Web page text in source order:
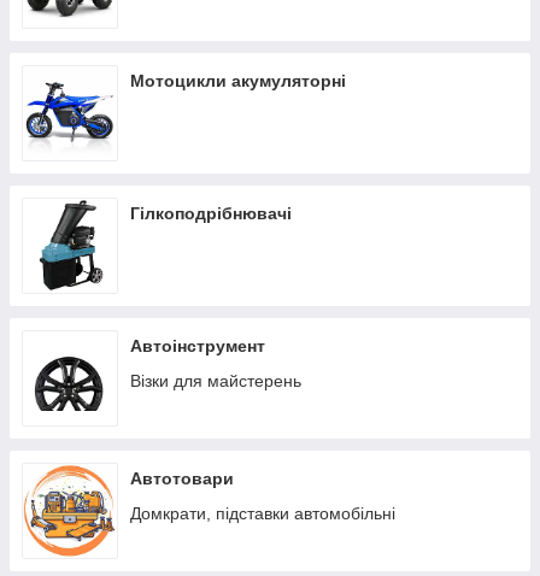
Мотоцикли акумуляторні
Гілкоподрібнювачі
Автоінструмент
Візки для майстерень
Автотовари
Домкрати, підставки автомобільні